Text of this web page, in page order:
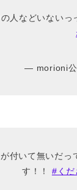
の人などいない
— morioni
付いて無いだっ
す！！ #くだ